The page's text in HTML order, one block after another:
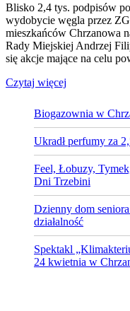
Blisko 2,4 tys. podpisów
wydobycie węgla przez
mieszkańców Chrzanowa
Rady Miejskiej Andrzej
się akcje mające na celu
Czytaj więcej
Biogazownia w
Ukradł perfumy za
Feel, Łobuzy,
Dni Trzebini
Dzienny dom
działalność
Spektakl
24 kwietnia w